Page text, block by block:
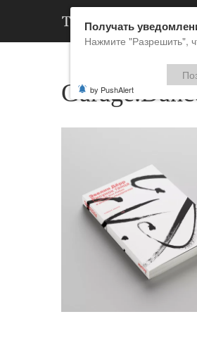
Получать
Нажмите "Разрешить",
by PushAlert